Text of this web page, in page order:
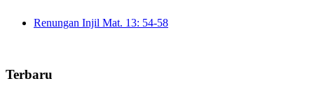
Renungan Injil Mat. 13: 54-58
Terbaru